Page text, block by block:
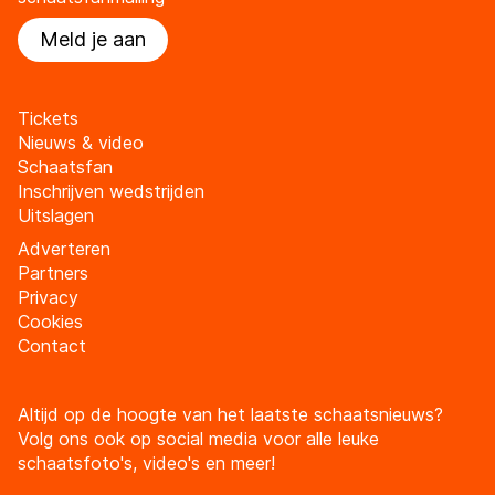
Meld je aan
Tickets
Nieuws & video
Schaatsfan
Inschrijven wedstrijden
Uitslagen
Adverteren
Partners
Privacy
Cookies
Contact
Altijd op de hoogte van het laatste schaatsnieuws?
Volg ons ook op social media voor alle leuke
schaatsfoto's, video's en meer!